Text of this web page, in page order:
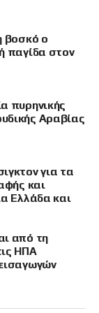
κράτη
στις
Αϊτή,
ενώ
Λάος,
αλλά
για
2026 και
βοσκό ο
παγίδα στον
πυρηνικής
Αραβίας
για τα
και
Ελλάδα και
από τη
ΗΠΑ